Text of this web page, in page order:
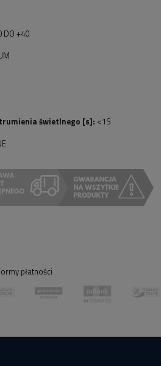
DO +40
świetlnego [s]: <1S
płatności